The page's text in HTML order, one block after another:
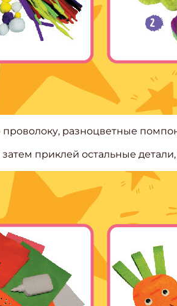
разноцветные
приклей остальные